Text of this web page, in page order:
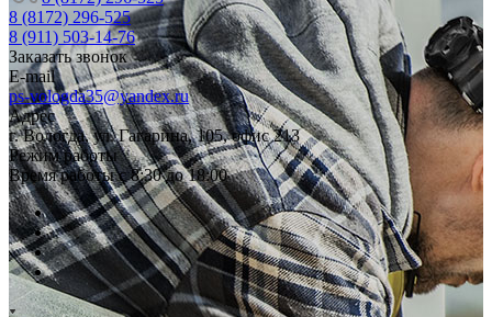
8 (8172) 296-525
8 (911) 503-14-76
Заказать звонок
E-mail
ps-vologda35@yandex.ru
Адрес
г. Вологда, ул. Гагарина, 105, офис 213
Режим работы
Время работы с 8:30 до 18:00